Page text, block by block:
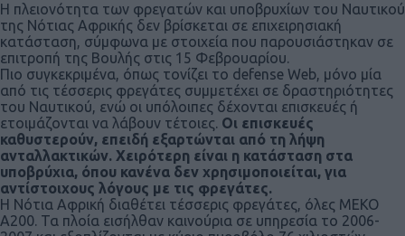
Η πλειονότητα των φρεγατών και υποβρυχίων του Ναυτικού
της Νότιας Αφρικής δεν βρίσκεται σε επιχειρησιακή
κατάσταση, σύμφωνα με στοιχεία που παρουσιάστηκαν σε
επιτροπή της Βουλής στις 15 Φεβρουαρίου.
Πιο συγκεκριμένα, όπως τονίζει το defense Web, μόνο μία
από τις τέσσερις φρεγάτες συμμετέχει σε δραστηριότητες
του Ναυτικού, ενώ οι υπόλοιπες δέχονται επισκευές ή
ετοιμάζονται να λάβουν τέτοιες. Οι επισκευές
καθυστερούν, επειδή εξαρτώνται από τη λήψη
ανταλλακτικών. Χειρότερη είναι η κατάσταση στα
υποβρύχια, όπου κανένα δεν χρησιμοποιείται, για
αντίστοιχους λόγους με τις φρεγάτες.
Η Νότια Αφρική διαθέτει τέσσερις φρεγάτες, όλες MEKO
A200. Τα πλοία εισήλθαν καινούρια σε υπηρεσία το 2006-